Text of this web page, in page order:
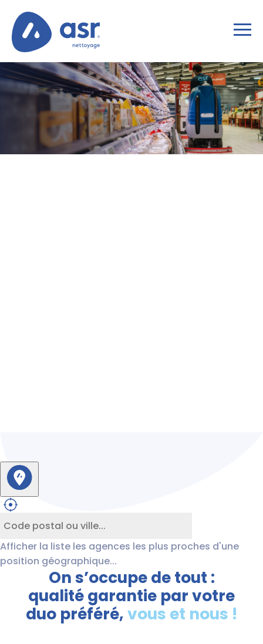
Afficher la liste les agences les plus proches d'une
position géographique...
On s’occupe de tout :
qualité garantie par votre
duo préféré,vous et nous !